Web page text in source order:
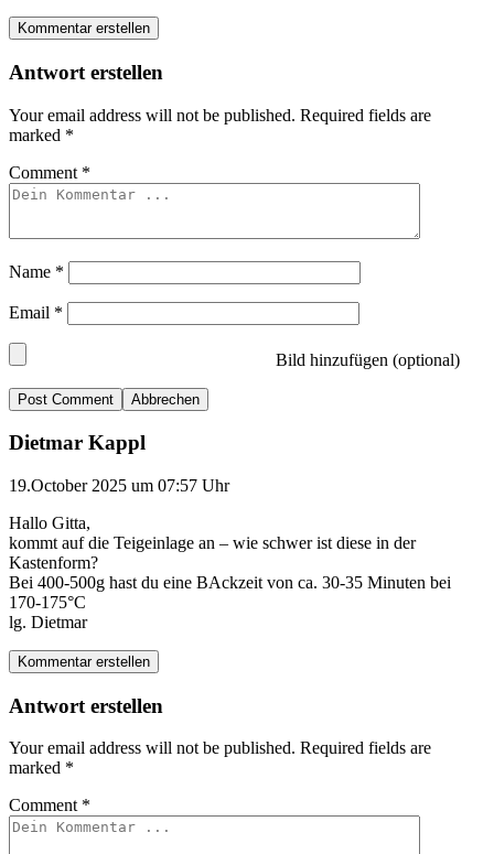
Kommentar erstellen
Antwort erstellen
Your email address will not be published. Required fields are
marked *
Comment *
Name *
Email *
Bild hinzufügen (optional)
Abbrechen
Dietmar Kappl
19.October 2025 um 07:57 Uhr
Hallo Gitta,
kommt auf die Teigeinlage an – wie schwer ist diese in der
Kastenform?
Bei 400-500g hast du eine BAckzeit von ca. 30-35 Minuten bei
170-175°C
lg. Dietmar
Kommentar erstellen
Antwort erstellen
Your email address will not be published. Required fields are
marked *
Comment *